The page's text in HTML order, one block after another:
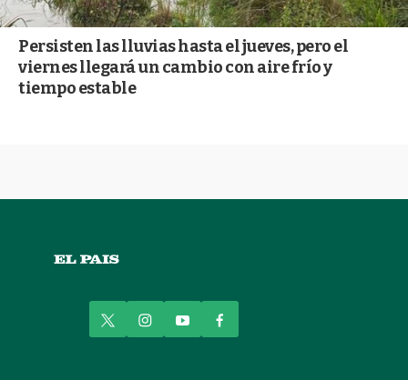
Persisten las lluvias hasta el jueves, pero el
viernes llegará un cambio con aire frío y
tiempo estable
w
i
n
y
o
a